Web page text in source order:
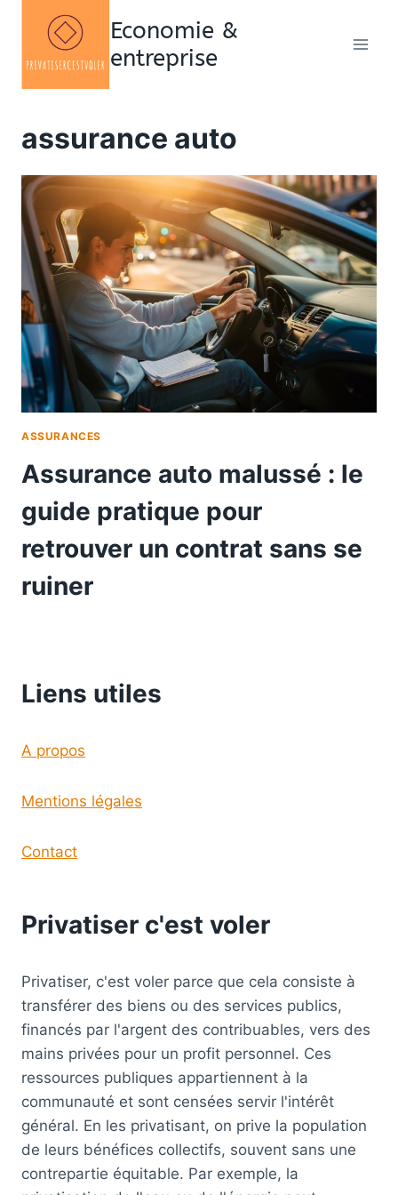
contenu
Economie &
entreprise
assurance auto
ASSURANCES
Assurance auto malussé : le
guide pratique pour
retrouver un contrat sans se
ruiner
Liens utiles
A propos
Mentions légales
Contact
Privatiser c'est voler
Privatiser, c'est voler parce que cela consiste à
transférer des biens ou des services publics,
financés par l'argent des contribuables, vers des
mains privées pour un profit personnel. Ces
ressources publiques appartiennent à la
communauté et sont censées servir l'intérêt
général. En les privatisant, on prive la population
de leurs bénéfices collectifs, souvent sans une
contrepartie équitable. Par exemple, la